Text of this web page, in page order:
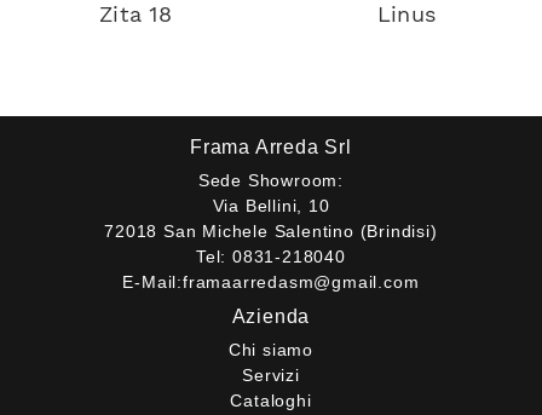
Zita 18 Linus
Frama Arreda Srl
Sede Showroom:
Via Bellini, 10
72018 San Michele Salentino (Brindisi)
Tel: 0831-218040
E-Mail:framaarredasm@gmail.com
Azienda
Chi siamo
Servizi
Cataloghi